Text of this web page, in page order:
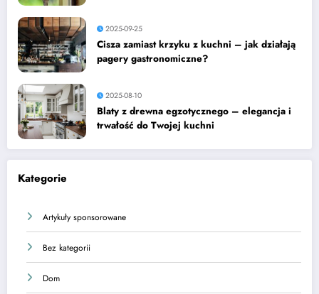
2025-09-25
Cisza zamiast krzyku z kuchni – jak działają
pagery gastronomiczne?
2025-08-10
Blaty z drewna egzotycznego – elegancja i
trwałość do Twojej kuchni
Kategorie
Artykuły sponsorowane
Bez kategorii
Dom